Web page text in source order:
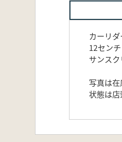
カーリ
12セン
サンス
写真は在
状態は店